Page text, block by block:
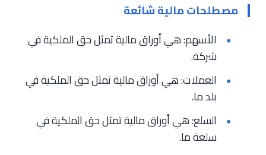
مصطلحات مالية شائعة
الأسهم: هي أوراق مالية تمثل حق الملكية في
شركة.
العملات: هي أوراق مالية تمثل حق الملكية في
بلد ما.
السلع: هي أوراق مالية تمثل حق الملكية في
سلعة ما.